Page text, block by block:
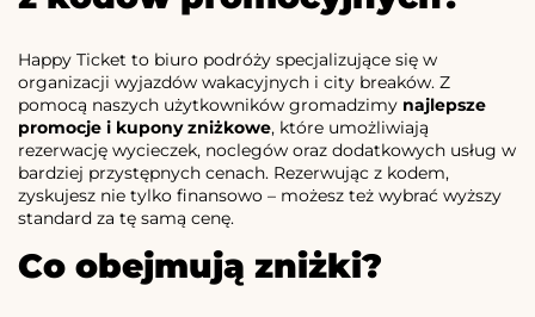
Happy Ticket to biuro podróży specjalizujące się w
organizacji wyjazdów wakacyjnych i city breaków. Z
pomocą naszych użytkowników gromadzimy najlepsze
promocje i kupony zniżkowe, które umożliwiają
rezerwację wycieczek, noclegów oraz dodatkowych usług w
bardziej przystępnych cenach. Rezerwując z kodem,
zyskujesz nie tylko finansowo – możesz też wybrać wyższy
standard za tę samą cenę.
Co obejmują zniżki?